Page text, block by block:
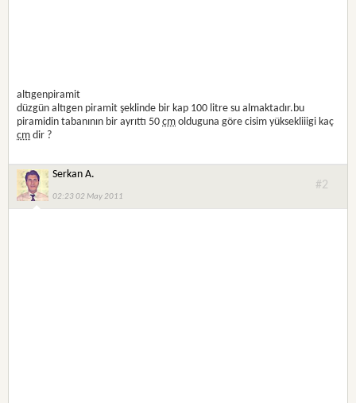
altıgenpiramit
düzgün altıgen piramit şeklinde bir kap 100 litre su almaktadır.bu
piramidin tabanının bir ayrıttı 50cm olduguna göre cisim yüksekliiigi kaç
cm dir ?
Serkan A.
02:23 02 May 2011
#2